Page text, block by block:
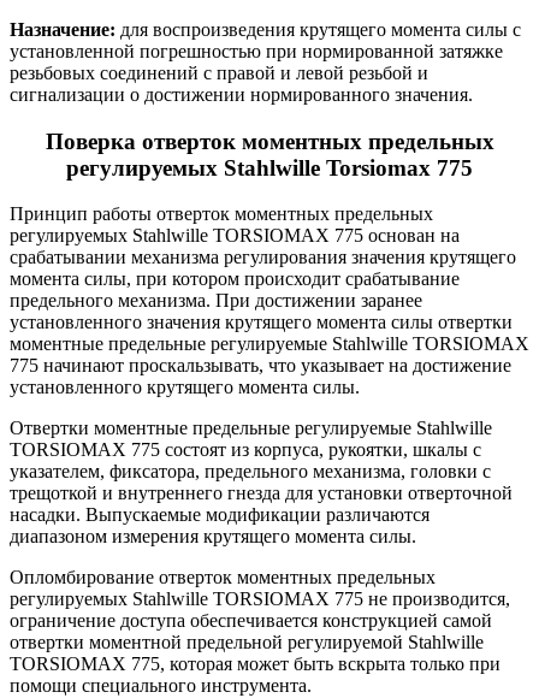
Назначение: для воспроизведения крутящего момента силы с
установленной погрешностью при нормированной затяжке
резьбовых соединений с правой и левой резьбой и
сигнализации о достижении нормированного значения.
Поверка отверток моментных предельных
регулируемых Stahlwille Torsiomax 775
Принцип работы отверток моментных предельных
регулируемых Stahlwille TORSIOMAX 775 основан на
срабатывании механизма регулирования значения крутящего
момента силы, при котором происходит срабатывание
предельного механизма. При достижении заранее
установленного значения крутящего момента силы отвертки
моментные предельные регулируемые Stahlwille TORSIOMAX
775 начинают проскальзывать, что указывает на достижение
установленного крутящего момента силы.
Отвертки моментные предельные регулируемые Stahlwille
TORSIOMAX 775 состоят из корпуса, рукоятки, шкалы с
указателем, фиксатора, предельного механизма, головки с
трещоткой и внутреннего гнезда для установки отверточной
насадки. Выпускаемые модификации различаются
диапазоном измерения крутящего момента силы.
Опломбирование отверток моментных предельных
регулируемых Stahlwille TORSIOMAX 775 не производится,
ограничение доступа обеспечивается конструкцией самой
отвертки моментной предельной регулируемой Stahlwille
TORSIOMAX 775, которая может быть вскрыта только при
помощи специального инструмента.